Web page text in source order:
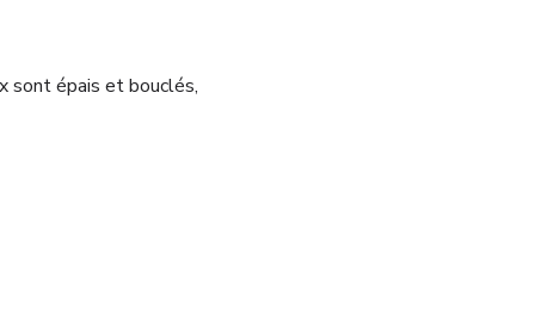
sont épais et bouclés,